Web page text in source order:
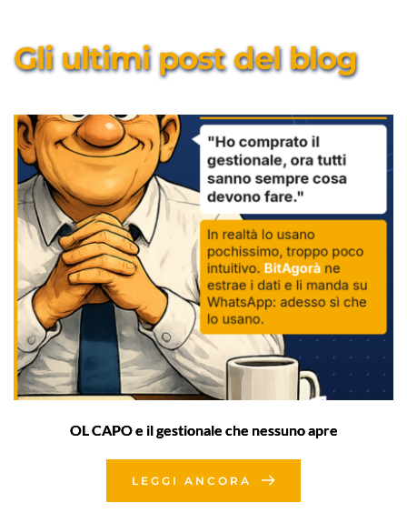
Gli ultimi post del blog
OL CAPO e il gestionale che nessuno apre
LEGGI ANCORA